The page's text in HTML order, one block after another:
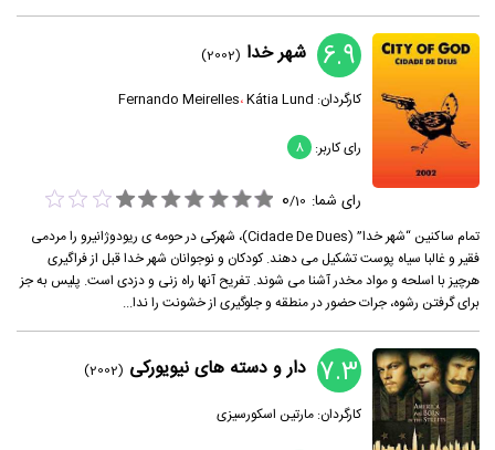
6.9 شهر خدا (2002)
کارگردان:
Fernando Meirelles،Kátia Lund
رای کاربر: 8
رای شما: 0/10
تمام ساکنین “شهر خدا” (Cidade De Dues)، شهرکی در حومه ی ریودوژانیرو را مردمی
فقیر و غالبا سیاه پوست تشکیل می دهند. کودکان و نوجوانان شهر خدا قبل از فراگیری
هرچیز با اسلحه و مواد مخدر آشنا می شوند. تفریح آنها راه زنی و دزدی است. پلیس به جز
برای گرفتن رشوه، جرات حضور در منطقه و جلوگیری از خشونت را ندا...
7.3 دار و دسته های نیویورکی (2002)
کارگردان:مارتین اسکورسیزی